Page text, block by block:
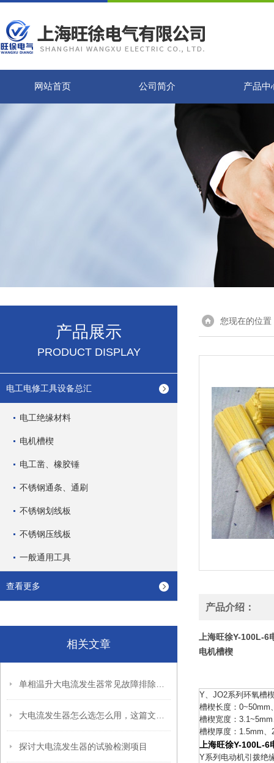
网站首页 公司简介 产品中
产品展示
PRODUCT DISPLAY
电工电修工具设备总汇
电工绝缘材料
电机槽楔
电工凿、橡胶锤
不锈钢通条、通刷
不锈钢划线板
不锈钢压线板
一般通用工具
查看更多
相关文章
探讨大电流发生器的试验检测项目
您现在的位置
产品介绍：
上海旺徐Y-100L-
电机槽楔
Y、JO2系列环氧槽
槽楔长度：0~50mm
槽楔宽度：
槽楔厚度：1.5mm
上海旺徐Y-100L-
Y系列电动机引拨绝